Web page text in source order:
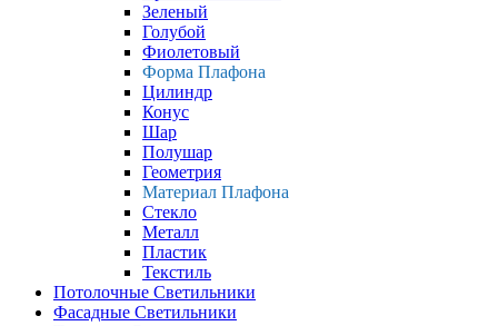
Зеленый
Голубой
Фиолетовый
Форма Плафона
Цилиндр
Конус
Шар
Полушар
Геометрия
Материал Плафона
Стекло
Металл
Пластик
Текстиль
Потолочные Светильники
Фасадные Светильники